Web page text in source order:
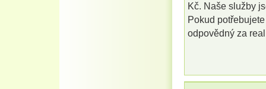
Kč. Naše služby
Pokud
odpovědný za